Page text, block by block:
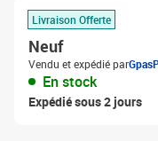
Livraison Offerte
Neuf
Vendu et expédié par
En stock
Expédié sous 2 jours